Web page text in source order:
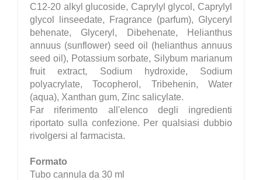
C12-20 alkyl glucoside, Caprylyl glycol, Caprylyl
glycol linseedate, Fragrance (parfum), Glyceryl
behenate, Glyceryl, Dibehenate, Helianthus
annuus (sunflower) seed oil (helianthus annuus
seed oil), Potassium sorbate, Silybum marianum
fruit extract, Sodium hydroxide, Sodium
polyacrylate, Tocopherol, Tribehenin, Water
(aqua), Xanthan gum, Zinc salicylate.
Far riferimento all'elenco degli ingredienti
riportato sulla confezione. Per qualsiasi dubbio
rivolgersi al farmacista.
Formato
Tubo cannula da 30 ml